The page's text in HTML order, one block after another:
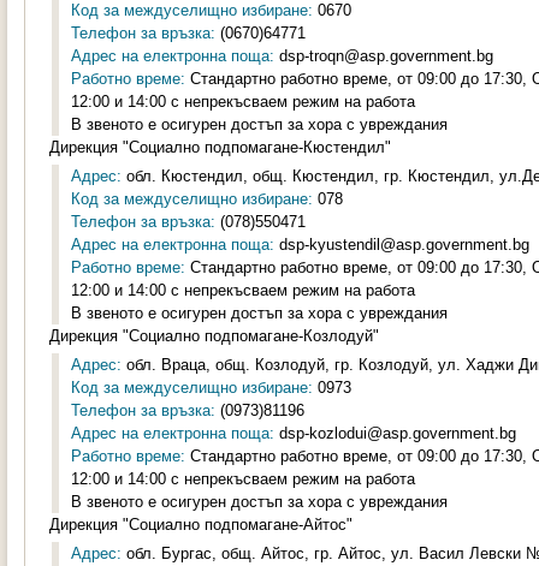
Код за междуселищно избиране: 0670
Телефон за връзка: (0670)64771
Адрес на електронна поща: dsp-troqn@asp.government.bg
Работно време: Стандартно работно време, от 09:00 до
12:00 и 14:00 с непрекъсваем режим на работа
В звеното е осигурен достъп за хора с увреждания
Дирекция "Социално подпомагане-Кюстендил"
Адрес: обл. Кюстендил, общ. Кюстендил, гр. Кюстендил,
Код за междуселищно избиране: 078
Телефон за връзка: (078)550471
Адрес на електронна поща: dsp-kyustendil@asp.government.bg
Работно време: Стандартно работно време, от 09:00 до
12:00 и 14:00 с непрекъсваем режим на работа
В звеното е осигурен достъп за хора с увреждания
Дирекция "Социално подпомагане-Козлодуй"
Адрес: обл. Враца, общ. Козлодуй, гр. Козлодуй, ул. Хаджи
Код за междуселищно избиране: 0973
Телефон за връзка: (0973)81196
Адрес на електронна поща: dsp-kozlodui@asp.government.bg
Работно време: Стандартно работно време, от 09:00 до
12:00 и 14:00 с непрекъсваем режим на работа
В звеното е осигурен достъп за хора с увреждания
Дирекция "Социално подпомагане-Айтос"
Адрес: обл. Бургас, общ. Айтос, гр. Айтос, ул. Васил Левски